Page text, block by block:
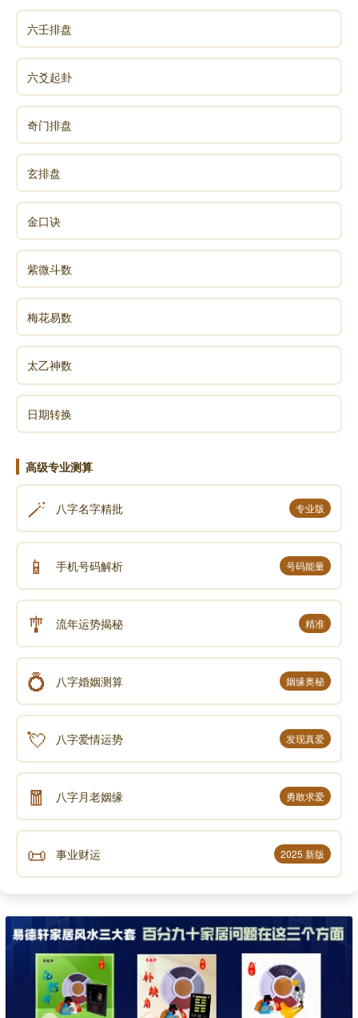
六壬排盘
六爻起卦
奇门排盘
玄排盘
金口诀
紫微斗数
梅花易数
太乙神数
日期转换
高级专业测算
🪄 八字名字精批 专业版
📱 手机号码解析 号码能量
🎐 流年运势揭秘 精准
💍 八字婚姻测算 姻缘奥秘
💘 八字爱情运势 发现真爱
🧧 八字月老姻缘 勇敢求爱
📜 事业财运 2025 新版